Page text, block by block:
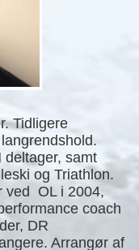
Tidligere
samt
og Triathlon.
ved OL i 2004,
coach
DR
Arrangør af